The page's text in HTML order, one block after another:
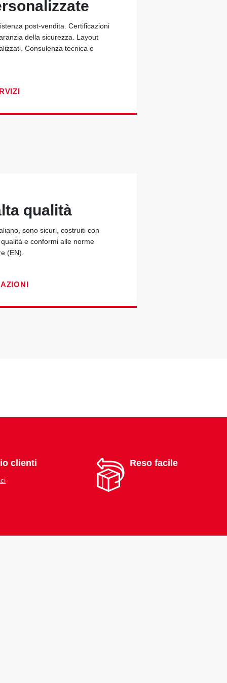
post-vendita. Certificazioni
della sicurezza. Layout
Consulenza tecnica e
qualità
sono sicuri, costruiti con
e conformi alle norme
(EN).
clienti Reso facile